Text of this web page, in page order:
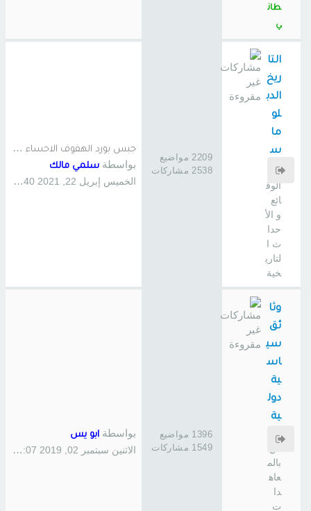
طان
ي
التا
ريخ
الدب
لو
ما
س
ي
الوق
ائع
و الأ
حدا
ث ا
لتاري
خية
2209 مواضيع
2538 مشاركات
ج
بس بورد الهفوف الاحساء , ترك…
بواسطة سلمي مالك
الخميس إبريل 22, 2021 4:40 am
وثا
ئق
سي
اس
ية
دول
ية
خا
بالم
عاه
دا
ت
1396 مواضيع
1549 مشاركات
بواسطة ابو يس
الاثنين سبتمبر 02, 2019 1:07 pm